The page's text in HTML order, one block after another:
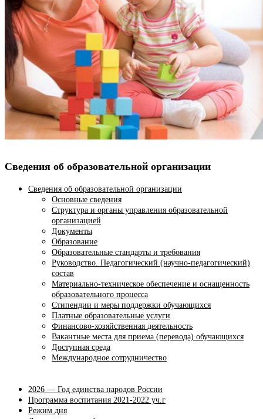
Сведения об образовательной организации
Сведения об образовательной организации
Основные сведения
Структура и органы управления образовательной
организацией
Документы
Образование
Образовательные стандарты и требования
Руководство. Педагогический (научно-педагогический)
состав
Материально-техническое обеспечение и оснащенность
образовательного процесса
Стипендии и меры поддержки обучающихся
Платные образовательные услуги
Финансово-хозяйственная деятельность
Вакантные места для приема (перевода) обучающихся
Доступная среда
Международное сотрудничество
2026 — Год единства народов России
Программа воспитания 2021-2022 уч.г
Режим дня